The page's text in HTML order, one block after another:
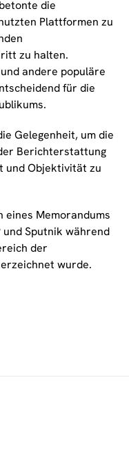
die
Plattformen zu
zu halten.
andere populäre
für die
Gelegenheit, um die
Berichterstattung
Objektivität zu
eines Memorandums
Sputnik während
der
wurde.